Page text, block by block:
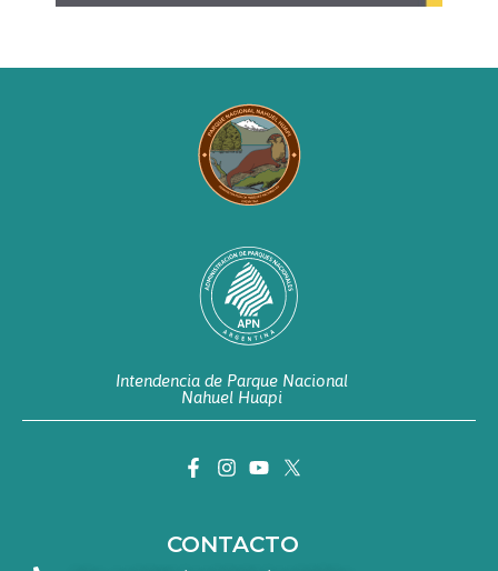
Intendencia de Parque Nacional
Nahuel Huapi
CONTACTO